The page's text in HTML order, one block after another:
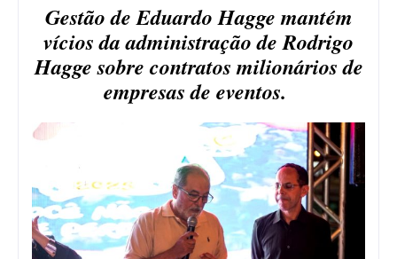
Gestão de Eduardo Hagge mantém
vícios da administração de Rodrigo
Hagge sobre contratos milionários de
empresas de eventos.